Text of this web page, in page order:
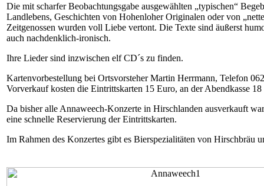
Die mit scharfer Beobachtungsgabe ausgewählten „typischen“
Landlebens, Geschichten von Hohenloher Originalen oder von
Zeitgenossen wurden voll Liebe vertont. Die Texte sind äußerst
auch nachdenklich-ironisch.
Ihre Lieder sind inzwischen elf CD´s zu finden.
Kartenvorbestellung bei Ortsvorsteher Martin Herrmann, Telefon
Vorverkauf kosten die Eintrittskarten 15 Euro, an der Abendkasse
Da bisher alle Annaweech-Konzerte in Hirschlanden ausverkauft
eine schnelle Reservierung der Eintrittskarten.
Im Rahmen des Konzertes gibt es Bierspezialitäten von Hirschbräu